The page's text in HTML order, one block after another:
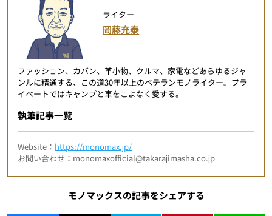
ライター
岡藤充泰
ファッション、カバン、革小物、クルマ、家電などあらゆるジャ
ンルに精通する、この道30年以上のベテランモノライター。プラ
イベートではキャンプと車をこよなく愛する。
執筆記事一覧
Website： https://monomax.jp/
お問い合わせ：monomaxofficial@takarajimasha.co.jp
モノマックスの記事をシェアする